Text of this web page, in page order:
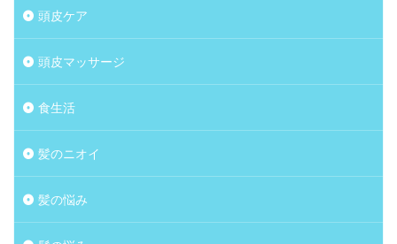
頭皮ケア
頭皮マッサージ
食生活
髪のニオイ
髪の悩み